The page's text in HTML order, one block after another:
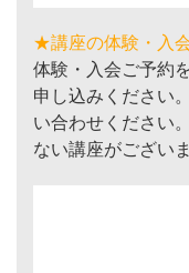
★講座の体験・入
体験・入会ご予約
申し込みください
い合わせください
ない講座がござい